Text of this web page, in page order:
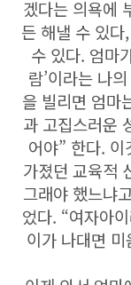
겠다는 의욕에
든 해낼 수 있다
수 있다. 엄마
람’이라는 나
을 빌리면 엄마
과 고집스러운
어야” 한다.
가졌던 교육적
그래야 했느냐
었다. “여자아
이가 나대면